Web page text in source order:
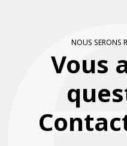
NOUS SERONS
Vous